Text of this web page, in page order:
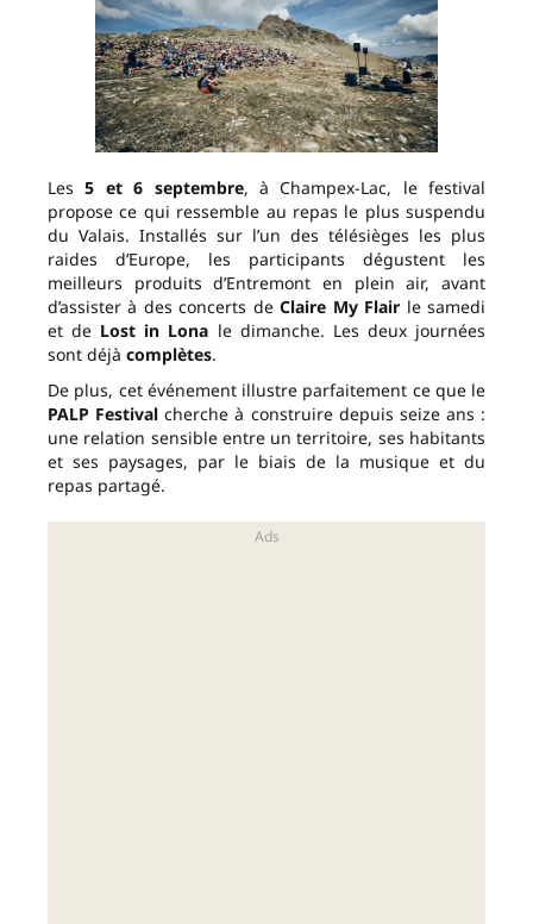
Les5 et 6 septembre, à Champex-Lac, le festival
propose ce qui ressemble au repas le plus suspendu
du Valais. Installés sur l’un des télésièges les plus
raides d’Europe, les participants dégustent les
meilleurs produits d’Entremont en plein air, avant
d’assister à des concerts deClaire My Flair le samedi
et de Lost in Lona le dimanche. Les deux journées
sont déjà complètes.
De plus, cet événement illustre parfaitement ce que le
PALP Festival cherche à construire depuis seize ans :
une relation sensible entre un territoire, ses habitants
et ses paysages, par le biais de la musique et du
repas partagé.